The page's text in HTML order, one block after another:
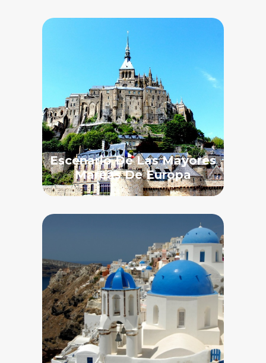
Escenario De Las Mayores
Mareas De Europa